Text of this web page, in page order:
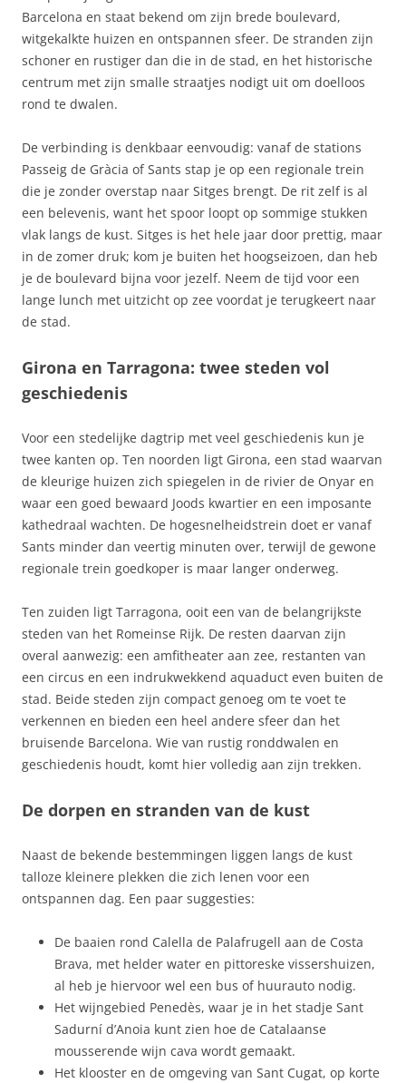
Barcelona en staat bekend om zijn brede boulevard,
witgekalkte huizen en ontspannen sfeer. De stranden zijn
schoner en rustiger dan die in de stad, en het historische
centrum met zijn smalle straatjes nodigt uit om doelloos
rond te dwalen.
De verbinding is denkbaar eenvoudig: vanaf de stations
Passeig de Gràcia of Sants stap je op een regionale trein
die je zonder overstap naar Sitges brengt. De rit zelf is al
een belevenis, want het spoor loopt op sommige stukken
vlak langs de kust. Sitges is het hele jaar door prettig, maar
in de zomer druk; kom je buiten het hoogseizoen, dan heb
je de boulevard bijna voor jezelf. Neem de tijd voor een
lange lunch met uitzicht op zee voordat je terugkeert naar
de stad.
Girona en Tarragona: twee steden vol
geschiedenis
Voor een stedelijke dagtrip met veel geschiedenis kun je
twee kanten op. Ten noorden ligt Girona, een stad waarvan
de kleurige huizen zich spiegelen in de rivier de Onyar en
waar een goed bewaard Joods kwartier en een imposante
kathedraal wachten. De hogesnelheidstrein doet er vanaf
Sants minder dan veertig minuten over, terwijl de gewone
regionale trein goedkoper is maar langer onderweg.
Ten zuiden ligt Tarragona, ooit een van de belangrijkste
steden van het Romeinse Rijk. De resten daarvan zijn
overal aanwezig: een amfitheater aan zee, restanten van
een circus en een indrukwekkend aquaduct even buiten de
stad. Beide steden zijn compact genoeg om te voet te
verkennen en bieden een heel andere sfeer dan het
bruisende Barcelona. Wie van rustig ronddwalen en
geschiedenis houdt, komt hier volledig aan zijn trekken.
De dorpen en stranden van de kust
Naast de bekende bestemmingen liggen langs de kust
talloze kleinere plekken die zich lenen voor een
ontspannen dag. Een paar suggesties:
De baaien rond Calella de Palafrugell aan de Costa
Brava, met helder water en pittoreske vissershuizen,
al heb je hiervoor wel een bus of huurauto nodig.
Het wijngebied Penedès, waar je in het stadje Sant
Sadurní d’Anoia kunt zien hoe de Catalaanse
mousserende wijn cava wordt gemaakt.
Het klooster en de omgeving van Sant Cugat, op korte